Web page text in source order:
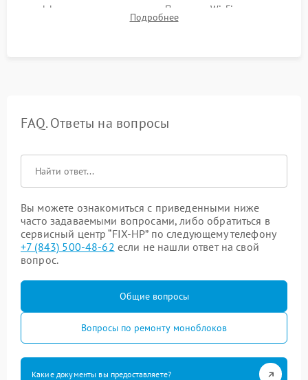
эффективности охлаждения. Проверка Wi-Fi, камеры,
микрофона и всех портов перед выдачей устройства.
Подробнее
FAQ. Ответы на вопросы
Вы можете ознакомиться с приведенными ниже
часто задаваемыми вопросами, либо обратиться в
сервисный центр “FIX-HP” по следующему телефону
+7 (843) 500-48-62 если не нашли ответ на свой
вопрос.
Общие вопросы
Вопросы по ремонту моноблоков
Какие документы вы предоставляете?